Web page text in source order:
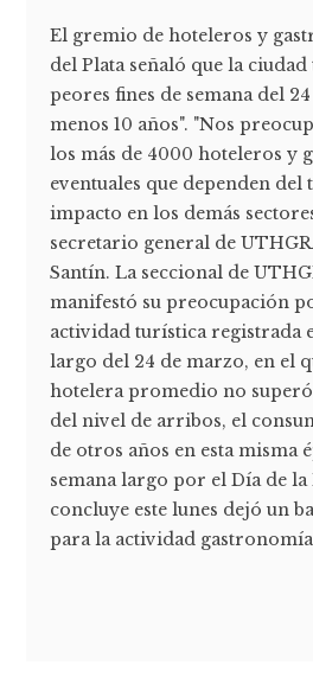
El gremio de hoteleros y
del Plata señaló que la
peores fines de semana del
menos 10 años". "Nos
los más de 4000 hoteleros y
eventuales que dependen del
impacto en los demás
secretario general de
Santín. La seccional de
manifestó su preocupación
actividad turística registrada
largo del 24 de marzo, en el
hotelera promedio no superó
del nivel de arribos, el
de otros años en esta misma
semana largo por el Día de
concluye este lunes dejó un
para la actividad